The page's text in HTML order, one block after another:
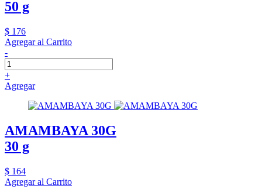
50 g
$ 176
Agregar al Carrito
-
+
Agregar
AMAMBAYA 30G
30 g
$ 164
Agregar al Carrito